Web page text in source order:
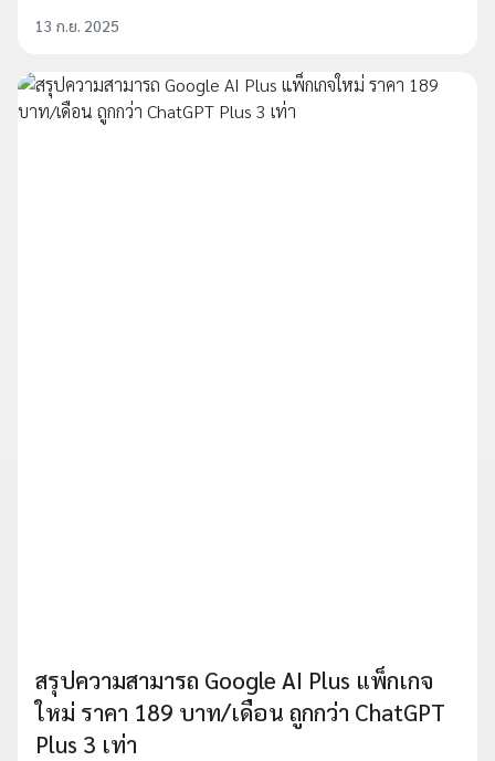
13 ก.ย. 2025
สรุปความสามารถ Google AI Plus แพ็กเกจ
ใหม่ ราคา 189 บาท/เดือน ถูกกว่า ChatGPT
Plus 3 เท่า